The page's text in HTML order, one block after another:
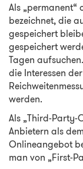
Als „permanent“
bezeichnet, die
gespeichert
gespeichert
Tagen
die Interessen
werden.
Als „Third-Party-
Anbietern als
Onlineangebot
man von „First-